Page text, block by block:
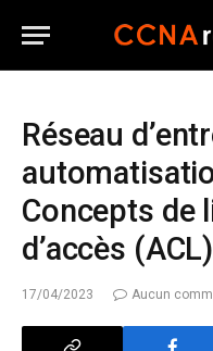
Réseau
Concepts de
d’accès (ACL)
17/04/2023 Aucun